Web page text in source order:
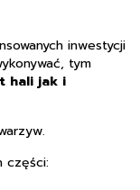
inwestycji
tym
hali jak i
części: